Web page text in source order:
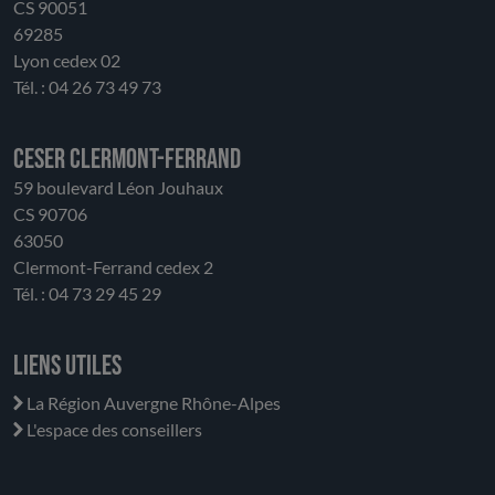
CS 90051
69285
Lyon cedex 02
Tél. : 04 26 73 49 73
CESER Clermont-Ferrand
59 boulevard Léon Jouhaux
CS 90706
63050
Clermont-Ferrand cedex 2
Tél. : 04 73 29 45 29
Liens utiles
La Région Auvergne Rhône-Alpes
L'espace des conseillers